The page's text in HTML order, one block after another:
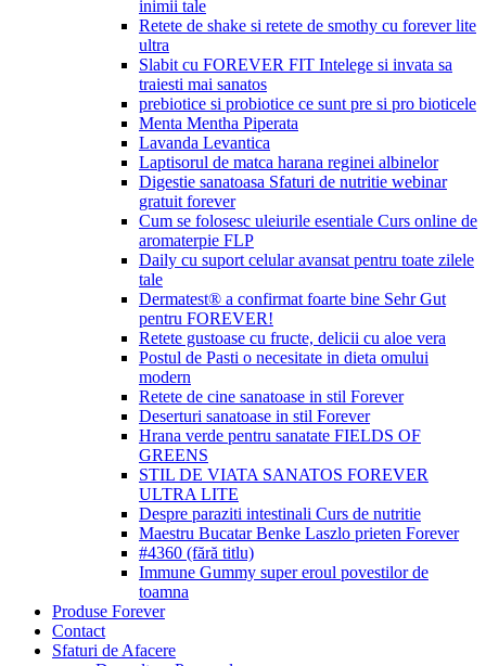
inimii tale
Retete de shake si retete de smothy cu forever lite
ultra
Slabit cu FOREVER FIT Intelege si invata sa
traiesti mai sanatos
prebiotice si probiotice ce sunt pre si pro bioticele
Menta Mentha Piperata
Lavanda Levantica
Laptisorul de matca harana reginei albinelor
Digestie sanatoasa Sfaturi de nutritie webinar
gratuit forever
Cum se folosesc uleiurile esentiale Curs online de
aromaterpie FLP
Daily cu suport celular avansat pentru toate zilele
tale
Dermatest® a confirmat foarte bine Sehr Gut
pentru FOREVER!
Retete gustoase cu fructe, delicii cu aloe vera
Postul de Pasti o necesitate in dieta omului
modern
Retete de cine sanatoase in stil Forever
Deserturi sanatoase in stil Forever
Hrana verde pentru sanatate FIELDS OF
GREENS
STIL DE VIATA SANATOS FOREVER
ULTRA LITE
Despre paraziti intestinali Curs de nutritie
Maestru Bucatar Benke Laszlo prieten Forever
#4360 (fără titlu)
Immune Gummy super eroul povestilor de
toamna
Produse Forever
Contact
Sfaturi de Afacere